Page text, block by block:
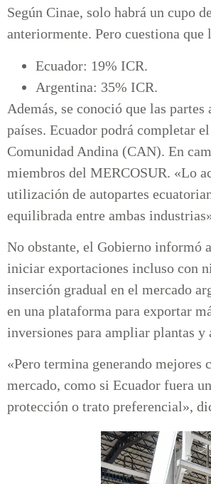
Según Cinae, solo habrá un cupo
anteriormente. Pero cuestiona
Ecuador: 19% ICR.
Argentina: 35% ICR.
Además, se conoció que las
países. Ecuador podrá completar
Comunidad Andina (CAN). En
miembros del MERCOSUR. «Lo
utilización de autopartes
equilibrada entre ambas
No obstante, el Gobierno informó
iniciar exportaciones incluso con
inserción gradual en el mercado
en una plataforma para exportar
inversiones para ampliar plantas y
«Pero termina generando mejores
mercado, como si Ecuador fuera
protección o trato preferencial»,